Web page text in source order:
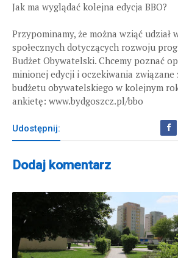
Jak ma wyglądać kolejna edycja BBO?
Przypominamy, że można wziąć udział
społecznych dotyczących rozwoju
Budżet Obywatelski. Chcemy poznać
minionej edycji i oczekiwania
budżetu obywatelskiego w kolejnym
ankietę: www.bydgoszcz.pl/bbo
Udostępnij:
Dodaj komentarz